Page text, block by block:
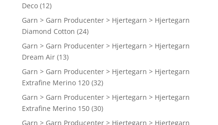
Deco (12)
Garn > Garn Producenter > Hjertegarn > Hjertegarn
Diamond Cotton (24)
Garn > Garn Producenter > Hjertegarn > Hjertegarn
Dream Air (13)
Garn > Garn Producenter > Hjertegarn > Hjertegarn
Extrafine Merino 120 (32)
Garn > Garn Producenter > Hjertegarn > Hjertegarn
Extrafine Merino 150 (30)
Garn > Garn Producenter > Hjertegarn > Hjertegarn